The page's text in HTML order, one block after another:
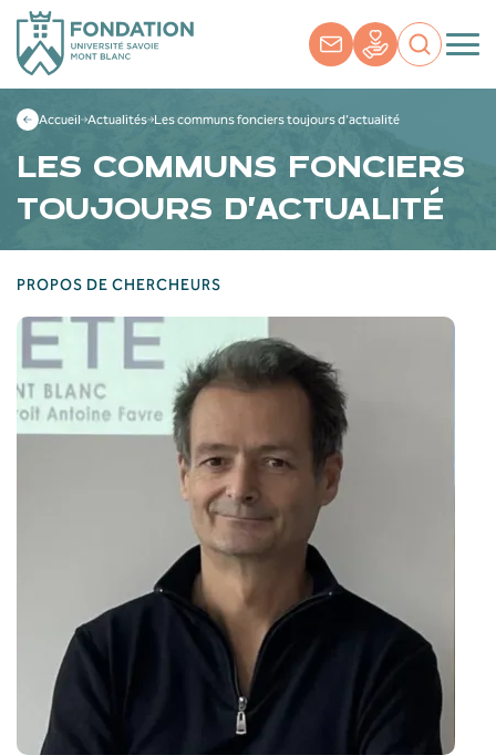
Accueil Actualités Les communs fonciers toujours d’actualité
LES COMMUNS FONCIERS
TOUJOURS D’ACTUALITÉ
PROPOS DE CHERCHEURS